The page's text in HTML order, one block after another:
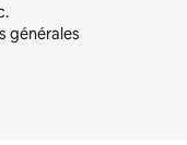
générales